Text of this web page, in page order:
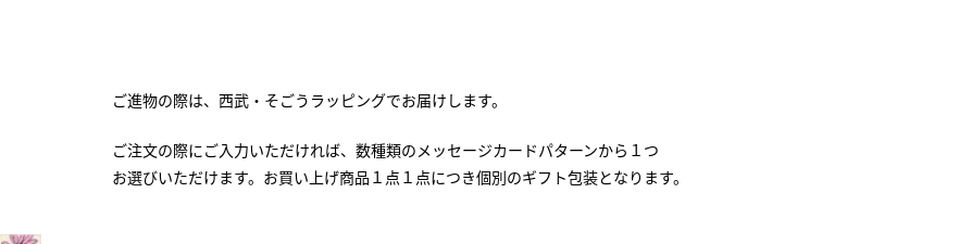
ご進物の際は、西武・そごうラッピングでお届けします。
ご注文の際にご入力いただければ、数種類のメッセージカードパターンから１つ
お選びいただけます。お買い上げ商品１点１点につき個別のギフト包装となります。